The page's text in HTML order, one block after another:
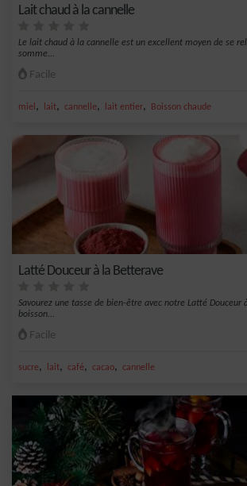
Lait chaud à la cannelle
Le lait chaud à la cannelle est un excellent moyen de se
somme...
Facile
miel , lait, cannelle, lait entier, Boisson chaude
Latté Douceur à la Betterave
Savourez une tasse de bien-être avec notre Latté Douceur
boisson...
Facile
sucre, lait, café, cacao, cannelle